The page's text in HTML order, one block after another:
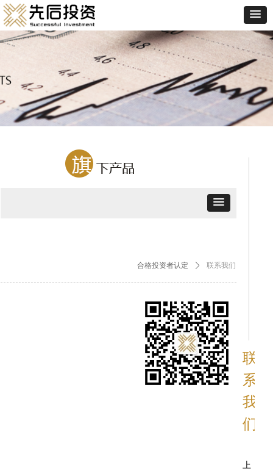
联
系
我
们
合格投资者认定 ꄲ 联系我们
上